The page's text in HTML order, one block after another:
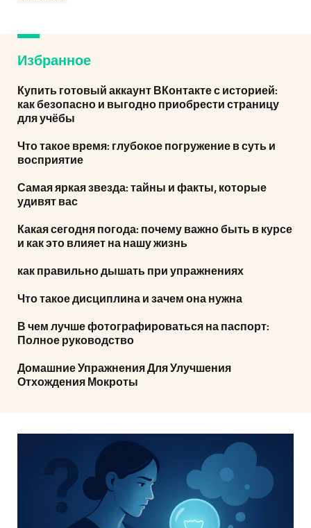
Избранное
Купить готовый аккаунт ВКонтакте с историей:
как безопасно и выгодно приобрести страницу
для учёбы
Что такое время: глубокое погружение в суть и
восприятие
Самая яркая звезда: тайны и факты, которые
удивят вас
Какая сегодня погода: почему важно быть в курсе
и как это влияет на нашу жизнь
как правильно дышать при упражнениях
Что такое дисциплина и зачем она нужна
В чем лучше фотографироваться на паспорт:
Полное руководство
Домашние Упражнения Для Улучшения
Отхождения Мокроты